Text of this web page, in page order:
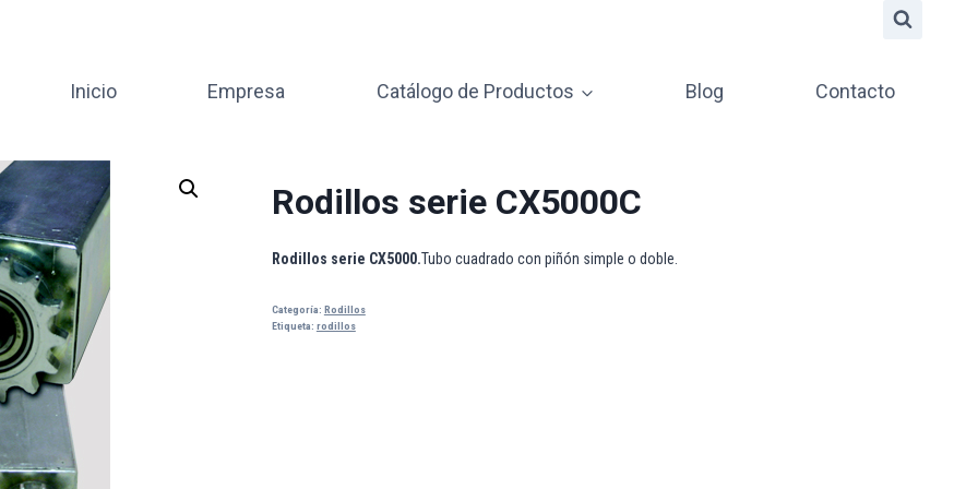
Inicio Empresa Catálogo de Productos Blog Contacto
Rodillos serie CX5000C
Rodillos serie CX5000.Tubo cuadrado con piñón simple o doble.
Categoría: Rodillos
Etiqueta: rodillos